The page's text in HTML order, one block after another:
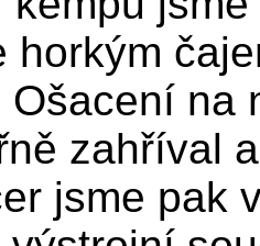
horkým
Ošacení na
zahříval
jsme pak